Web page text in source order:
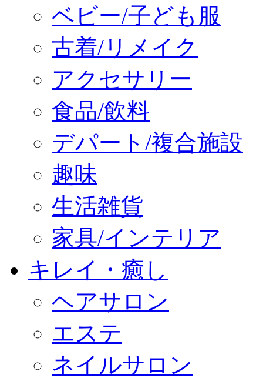
ベビー/子ども服
古着/リメイク
アクセサリー
食品/飲料
デパート/複合施設
趣味
生活雑貨
家具/インテリア
キレイ・癒し
ヘアサロン
エステ
ネイルサロン